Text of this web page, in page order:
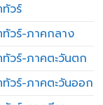
วร์
ทัวร์-ภาคกลาง
วร์-ภาคตะวันตก
วร์-ภาคตะวันออก